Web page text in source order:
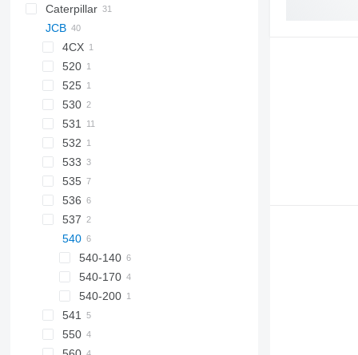
Farmlift
Caterpillar
314
C-series
DP
EP
GP
TH
V-series
Scorpion
Targo
BF
Agri Farmer
Agri Plus
Samson
D-series
G-series
GTH
H-series
JCB
4CX
520
525
530
531
531-70
532
533
533-105
535
535-95
535-125
536
536-60
536-70
537
540
540-140
540-170
540-200
541
541-70
550